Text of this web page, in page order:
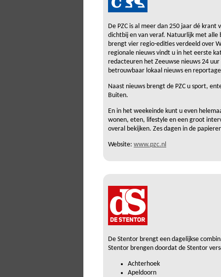
De PZC is al meer dan 250 jaar dé
dichtbij en van veraf. Natuurlijk met alle
brengt vier regio-edities verdeeld over
regionale nieuws vindt u in het eerste
redacteuren het Zeeuwse nieuws 24
betrouwbaar lokaal nieuws en
Naast nieuws brengt de PZC u sport,
Buiten.
En in het weekeinde kunt u even
wonen, eten, lifestyle en een groot
overal bekijken. Zes dagen in de
Website: www.pzc.nl
De Stentor brengt een dagelijkse
Stentor brengen doordat de Stentor
Achterhoek
Apeldoorn